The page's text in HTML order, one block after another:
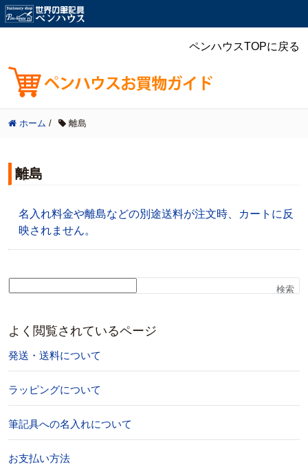
ペンハウスTOPに戻る
ホーム / 離島
離島
名入れ料金や離島などの別途送料が注文時、カートに反
映されません。
検索
よく閲覧されているページ
発送・送料について
ラッピングについて
筆記具への名入れについて
お支払い方法